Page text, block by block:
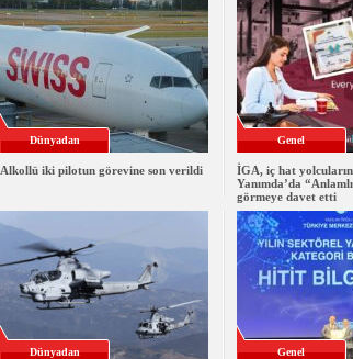
Dünyadan
Alkollü iki pilotun görevine son verildi
Genel
İGA, iç hat
Yanımda’da
görmeye davet etti
Dünyadan Genel